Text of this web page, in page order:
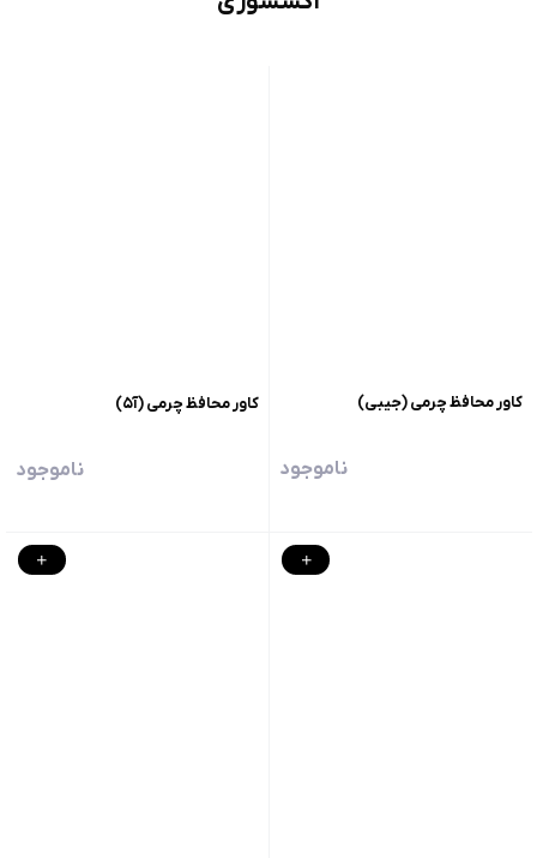
کاور محافظ چرمی (جیبی)
ناموجود
کاور محافظ چرمی (آ۵)
ناموجود